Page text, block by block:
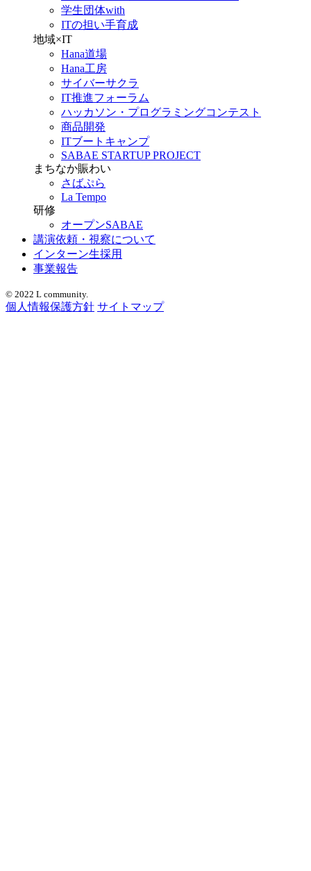
学生団体with
ITの担い手育成
地域×IT
Hana道場
Hana工房
サイバーサクラ
IT推進フォーラム
ハッカソン・プログラミングコンテスト
商品開発
ITブートキャンプ
SABAE STARTUP PROJECT
まちなか賑わい
さばぷら
La Tempo
研修
オープンSABAE
講演依頼・視察について
インターン生採用
事業報告
© 2022 L community.
個人情報保護方針 サイトマップ